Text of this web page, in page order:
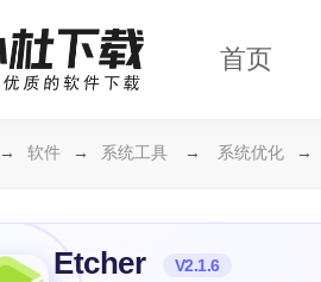
首页
→ 软件 → 系统工具 → 系统优化 →
Etcher V2.1.6